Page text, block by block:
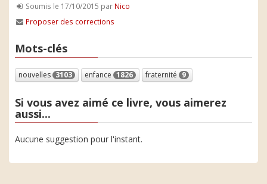
Soumis le 17/10/2015 par Nico
Proposer des corrections
Mots-clés
nouvelles 3103 enfance 1826 fraternité 9
Si vous avez aimé ce livre, vous aimerez
aussi...
Aucune suggestion pour l'instant.